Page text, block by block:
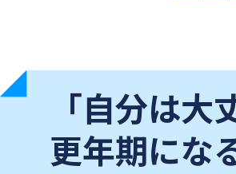
「自分は
更年期にな